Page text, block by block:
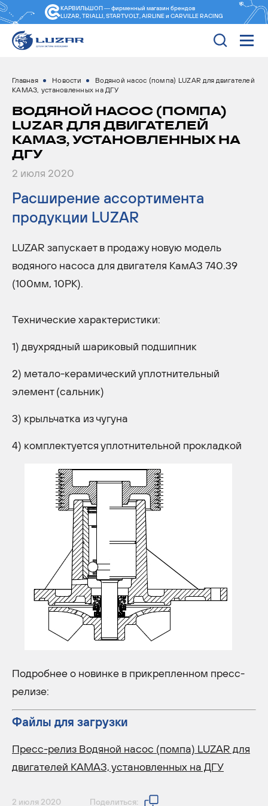
КАРВИЛЬШОП — фирменный магазин брендов
LUZAR, TRIALLI, STARTVOLT, AIRLINE и CARVILLE RACING
Главная Новости
Водяной насос (помпа) LUZAR для двигателей
КАМАЗ, установленных на ДГУ
ВОДЯНОЙ НАСОС (ПОМПА)
LUZAR ДЛЯ ДВИГАТЕЛЕЙ
КАМАЗ, УСТАНОВЛЕННЫХ НА
ДГУ
2 июля 2020
Расширение ассортимента
продукции LUZAR
LUZAR запускает в продажу новую модель
водяного насоса для двигателя КамАЗ 740.39
(100мм, 10PK).
Технические характеристики:
1) двухрядный шариковый подшипник
2) метало-керамический уплотнительный
элемент (сальник)
3) крыльчатка из чугуна
4) комплектуется уплотнительной прокладкой
Подробнее о новинке в прикрепленном пресс-
релизе:
Файлы для загрузки
Пресс-релиз Водяной насос (помпа) LUZAR для
двигателей КАМАЗ, установленных на ДГУ
2 июля 2020 Поделиться: